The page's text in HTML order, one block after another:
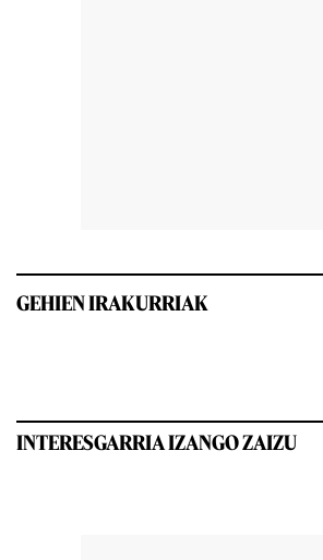
GEHIEN IRAKURRIAK
INTERESGARRIA IZANGO ZAIZU